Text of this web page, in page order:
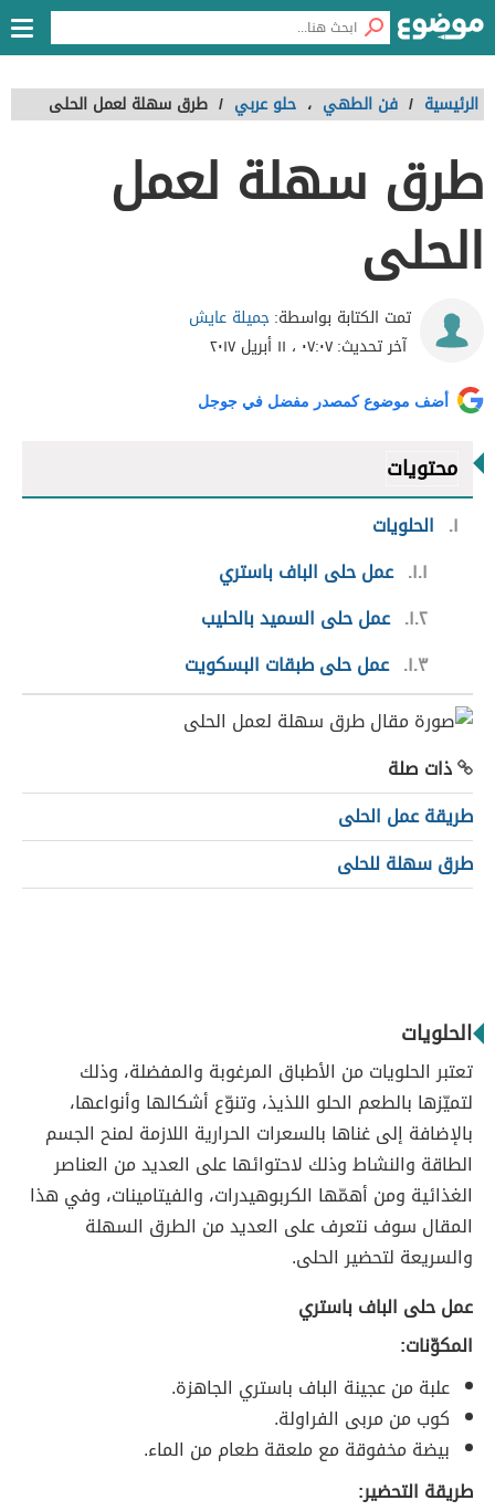
الرئيسية / فن الطهي ، حلو عربي / طرق سهلة لعمل الحلى
طرق سهلة لعمل
الحلى
تمت الكتابة بواسطة:جميلة عايش
آخر تحديث:٠٧:٠٧ ، ١١ أبريل ٢٠١٧
أضف موضوع كمصدر مفضل في جوجل
محتويات
١
الحلويات
١.١ عمل حلى الباف باستري
١.٢ عمل حلى السميد بالحليب
١.٣ عمل حلى طبقات البسكويت
ذات صلة
طريقة عمل الحلى
طرق سهلة للحلى
الحلويات
تعتبر الحلويات من الأطباق المرغوبة والمفضلة، وذلك
لتميّزها بالطعم الحلو اللذيذ، وتنوّع أشكالها وأنواعها،
بالإضافة إلى غناها بالسعرات الحرارية اللازمة لمنح الجسم
الطاقة والنشاط وذلك لاحتوائها على العديد من العناصر
الغذائية ومن أهمّها الكربوهيدرات، والفيتامينات، وفي هذا
المقال سوف نتعرف على العديد من الطرق السهلة
والسريعة لتحضير الحلى.
عمل حلى الباف باستري
المكوّنات:
علبة من عجينة الباف باستري الجاهزة.
كوب من مربى الفراولة.
بيضة مخفوقة مع ملعقة طعام من الماء.
طريقة التحضير: